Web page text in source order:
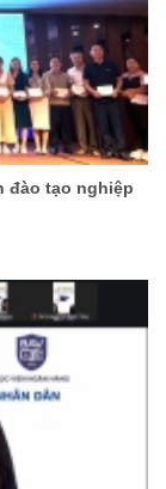
đào tạo nghiệp